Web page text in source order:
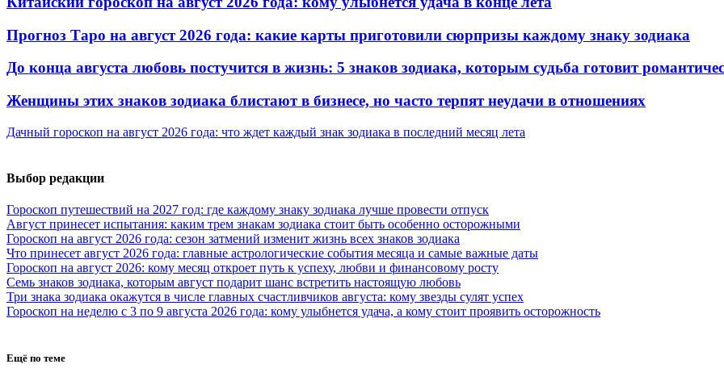
Прогноз Таро на август 2026 года: какие карты приготовили сюрпризы каждому знаку зодиака
До конца августа любовь постучится в жизнь: 5 знаков зодиака, которым судьба готовит
Женщины этих знаков зодиака блистают в бизнесе, но часто терпят неудачи в отношениях
Дачный гороскоп на август 2026 года: что ждет каждый знак зодиака в последний месяц лета
Выбор редакции
Гороскоп путешествий на 2027 год: где каждому знаку зодиака лучше провести отпуск
Август принесет испытания: каким трем знакам зодиака стоит быть особенно осторожными
Гороскоп на август 2026 года: сезон затмений изменит жизнь всех знаков зодиака
Что принесет август 2026 года: главные астрологические события месяца и самые важные даты
Гороскоп на август 2026: кому месяц откроет путь к успеху, любви и финансовому росту
Семь знаков зодиака, которым август подарит шанс встретить настоящую любовь
Три знака зодиака окажутся в числе главных счастливчиков августа: кому звезды сулят успех
Гороскоп на неделю с 3 по 9 августа 2026 года: кому улыбнется удача, а кому стоит проявить осторожность
Ещё по теме